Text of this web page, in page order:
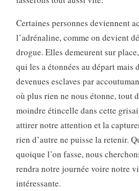
Certaines personnes deviennent
l’adrénaline, comme on devient
drogue. Elles demeurent sur
qui les a étonnées au départ mais
devenues esclaves par
où plus rien ne nous étonne, tout
moindre étincelle dans cette
attirer notre attention et la
rien d’autre ne puisse la retenir.
quoique l’on fasse, nous
rendra notre journée voire notre
intéressante.